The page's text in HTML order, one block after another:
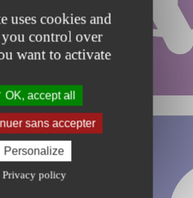
uses cookies and
control over
want to activate
OK, accept all
sans accepter
Personalize
Privacy policy